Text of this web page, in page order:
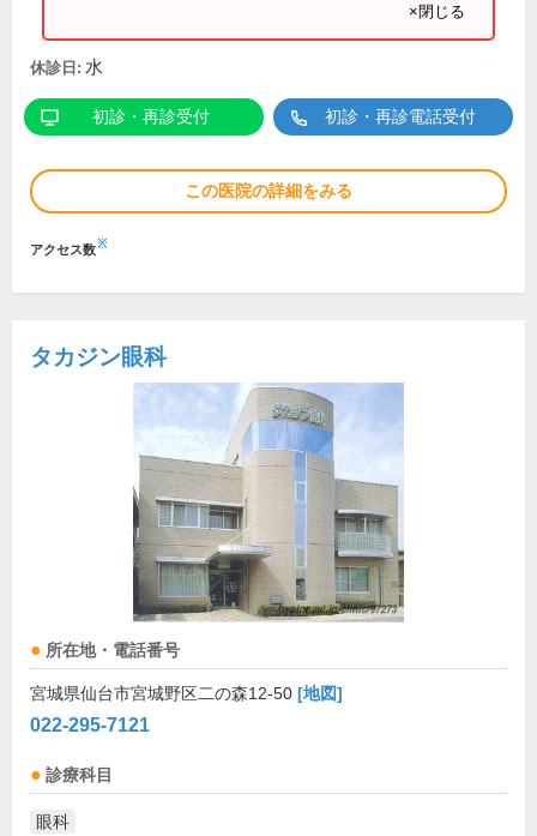
×閉じる
休診日: 水
初診・再診受付 初診・再診電話受付
この医院の詳細をみる
アクセス数※
タカジン眼科
所在地・電話番号
宮城県仙台市宮城野区二の森12-50 [地図]
022-295-7121
診療科目
眼科